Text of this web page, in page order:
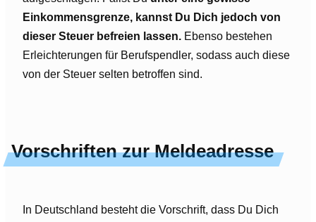
Einkommensgrenze, kannst Du Dich jedoch von
dieser Steuer befreien lassen. Ebenso bestehen
Erleichterungen für Berufspendler, sodass auch diese
von der Steuer selten betroffen sind.
Vorschriften zur Meldeadresse
In Deutschland besteht die Vorschrift, dass Du Dich